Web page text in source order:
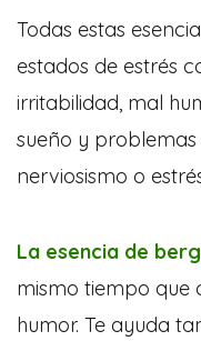
Todas estas
estados de estrés
irritabilidad, mal
sueño y problemas
nerviosismo o
La esencia de
mismo tiempo que
humor. Te ayuda